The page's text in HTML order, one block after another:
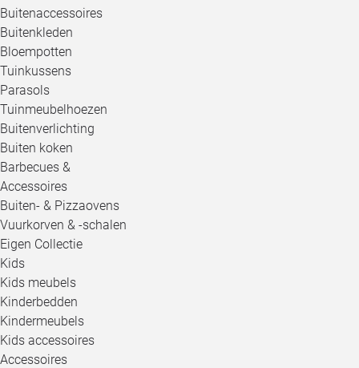
Buitenaccessoires
Buitenkleden
Bloempotten
Tuinkussens
Parasols
Tuinmeubelhoezen
Buitenverlichting
Buiten koken
Barbecues &
Accessoires
Buiten- & Pizzaovens
Vuurkorven & -schalen
Eigen Collectie
Kids
Kids meubels
Kinderbedden
Kindermeubels
Kids accessoires
Accessoires